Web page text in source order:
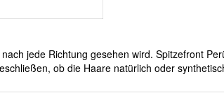
jede Richtung gesehen wird. Spitzefront
ob die Haare natürlich oder